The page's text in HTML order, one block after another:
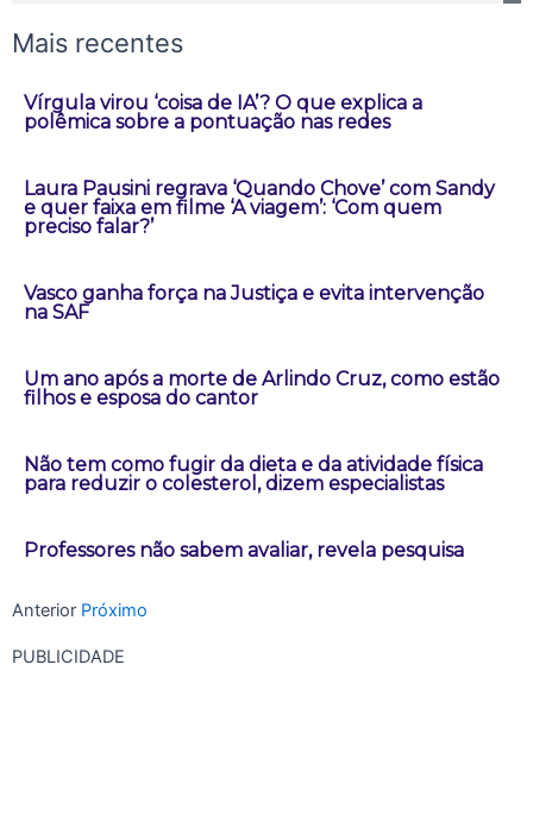
Mais recentes
Vírgula virou ‘coisa de IA’? O que explica a
polêmica sobre a pontuação nas redes
Laura Pausini regrava ‘Quando Chove’ com Sandy
e quer faixa em filme ‘A viagem’: ‘Com quem
preciso falar?’
Vasco ganha força na Justiça e evita intervenção
na SAF
Um ano após a morte de Arlindo Cruz, como estão
filhos e esposa do cantor
Não tem como fugir da dieta e da atividade física
para reduzir o colesterol, dizem especialistas
Professores não sabem avaliar, revela pesquisa
Anterior Próximo
PUBLICIDADE